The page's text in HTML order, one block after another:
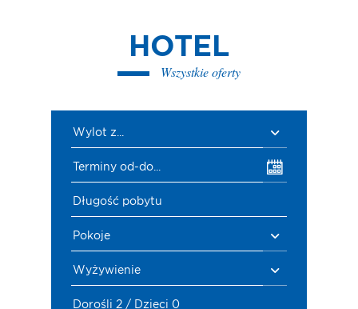
HOTEL
Wszystkie oferty
Wylot z...
Terminy od-do...
Długość pobytu
Pokoje
Wyżywienie
Dorośli 2 / Dzieci 0